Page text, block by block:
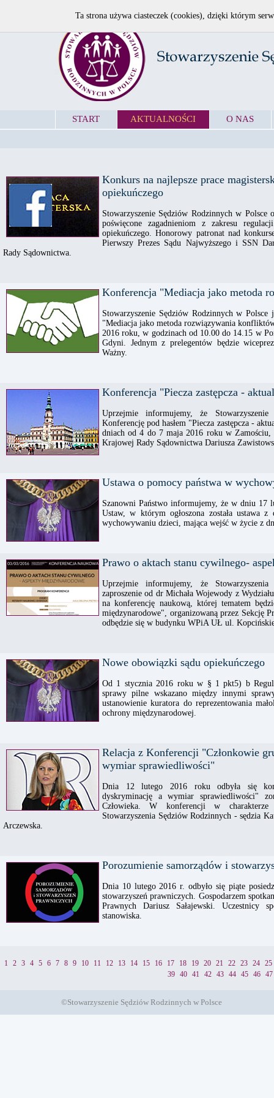
START AKTUALNOŚCI O NAS
Konkurs na najlepsze prace
opiekuńczego
Stowarzyszenie Sędziów Rodzinnych w Polsce
poświęcone zagadnieniom z zakresu
opiekuńczego. Honorowy patronat nad
Pierwszy Prezes Sądu Najwyższego i SSN
Rady Sądownictwa.
Konferencja "Mediacja jako metoda
Stowarzyszenie Sędziów Rodzinnych w
"Mediacja jako metoda rozwiązywania
2016 roku, w godzinach od 10.00 do 14.15 w
Gdyni. Jednym z prelegentów będzie
Ważny.
Konferencja "Piecza zastępcza -
Uprzejmie informujemy, że
Konferencję pod hasłem "Piecza zastępcza -
dniach od 4 do 7 maja 2016 roku w Zamościu,
Krajowej Rady Sądownictwa Dariusza
Ustawa o pomocy państwa w
Szanowni Państwo informujemy, że w dniu 17
Ustaw, w którym ogłoszona została
wychowywaniu dzieci, mająca wejść w życie z
Prawo o aktach stanu cywilnego-
Uprzejmie informujemy, że
zaproszenie od dr Michała Wojewody z
na konferencję naukową, której tematem
międzynarodowe", organizowaną przez Sekcję
odbędzie się w budynku WPiA UŁ ul.
Nowe obowiązki sądu opiekuńczego
Od 1 stycznia 2016 roku w § 1 pkt5) b
sprawy pilne wskazano między innymi
ustanowienie kuratora do reprezentowania
ochrony międzynarodowej.
Relacja z Konferencji "Członkowie
wymiar sprawiedliwości"
Dnia 12 lutego 2016 roku odbyła się
dyskryminację a wymiar sprawiedliwości"
Człowieka. W konferencji w charakterze
Stowarzyszenia Sędziów Rodzinnych - sędzia
Arczewska.
Porozumienie samorządów i
Dnia 10 lutego 2016 r. odbyło się piąte
stowarzyszeń prawniczych. Gospodarzem
Prawnych Dariusz Sałajewski. Uczestnicy
stanowiska.
1 2 3 4 5 6 7 8 9 10 11 12 13 14 15 16 17 18 19 20 21 22 23 24
25
39
40 41 42 43 44 45 46 47
©Stowarzyszenie Sędziów Rodzinnych w Polsce
Ta strona używa ciasteczek (cookies), dzięki którym